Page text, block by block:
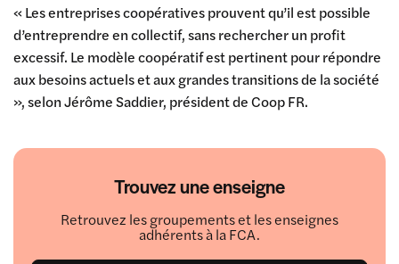
Trouvez une enseigne
Retrouvez les groupements et les enseignes
adhérents à la FCA.
« Les entreprises coopératives prouvent qu’il est possible
d’entreprendre en collectif, sans rechercher un profit
excessif. Le modèle coopératif est pertinent pour répondre
aux besoins actuels et aux grandes transitions de la société
», selon Jérôme Saddier, président de Coop FR.